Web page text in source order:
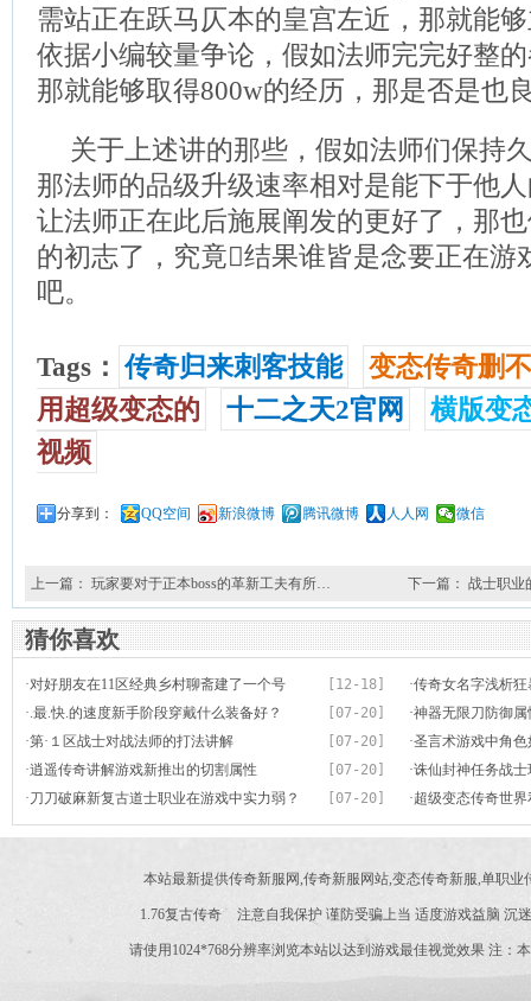
需站正在跃马仄本的皇宫左近，那就能
依据小编较量争论，假如法师完完好整
那就能够取得800w的经历，那是否是也
关于上述讲的那些，假如法师们保持
那法师的品级升级速率相对是能下于他
让法师正在此后施展阐发的更好了，那
的初志了，究竟结果谁皆是念要正在游
吧。
Tags： 传奇归来刺客技能
变态传奇删
用超级变态的
十二之天2官网
横版变
视频
分享到： QQ空间 新浪微博 腾讯微博 人人网 微信
上一篇： 玩家要对于正本boss的革新工夫有所… 下一篇： 战士职业
猜你喜欢
[12-18]
·对好朋友在11区经典乡村聊斋建了一个号 ·传奇女名字浅析
[07-20]
·.最.快.的速度新手阶段穿戴什么装备好？ ·神器无限刀防御
[07-20]
·第·１区战士对战法师的打法讲解 ·圣言术游戏中角
[07-20]
·逍遥传奇讲解游戏新推出的切割属性 ·诛仙封神任务战
[07-20]
·刀刀破麻新复古道士职业在游戏中实力弱？ ·超级变态传奇世
害
本站最新提供传奇新服网,传奇新服网站,变态传奇新服,单职
1.76复古传奇 注意自我保护 谨防受骗上当 适度游戏益脑 沉
请使用1024*768分辨率浏览本站以达到游戏最佳视觉效果 注